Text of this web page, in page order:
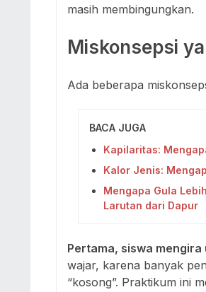
masih membingungkan.
Miskonsepsi
Ada beberapa
BACA JUGA
Kapilaritas:
Kalor Jenis:
Mengapa Gula
Larutan dari Dapur
Pertama, siswa
wajar, karena banyak
“kosong”. Praktikum ini